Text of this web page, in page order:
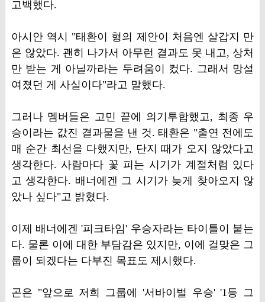
고백했다.
아시안 역시 "태환이 형의 제안이 처음엔 살갑지 만
은 않았다. 괜히 나가서 아무런 결과도 못 내고, 상처
만 받는 게 아닐까라는 두려움이 컸다. 그래서 망설
여졌던 게 사실이다"라고 말했다.
그러나 멤버들은 고민 끝에 의기투합했고, 최종 우
승이라는 값진 결과물을 낸 것. 태환은 "출연 전에도
매 순간 최선을 다했지만, 단지 때가 오지 않았다고
생각한다. 사람마다 꽃 피는 시기가 계절처럼 있다
고 생각한다. 배너에겐 그 시기가 늦게 찾아오지 않
았나 싶다"고 밝혔다.
이제 배너에겐 '피크타임' 우승자라는 타이틀이 붙는
다. 물론 이에 대한 부담감은 있지만, 이에 걸맞은 그
룹이 되겠다는 다부진 목표도 제시했다.
곤은 "앞으로 저희 그룹에 '서바이벌 우승' '1등 그